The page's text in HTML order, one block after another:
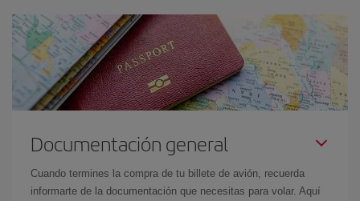
Documentación general
Cuando termines la compra de tu billete de avión, recuerda
informarte de la documentación que necesitas para volar. Aquí